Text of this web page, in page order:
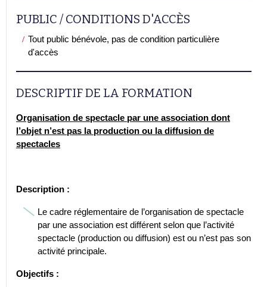
PUBLIC / CONDITIONS D'ACCÈS
Tout public bénévole, pas de condition particulière
d'accès
DESCRIPTIF DE LA FORMATION
Organisation de spectacle par une association dont
l’objet n’est pas la production ou la diffusion de
spectacles
Description :
Le cadre réglementaire de l’organisation de spectacle
par une association est différent selon que l’activité
spectacle (production ou diffusion) est ou n’est pas son
activité principale.
Objectifs :